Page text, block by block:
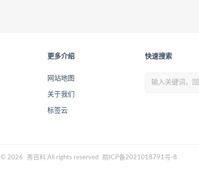
更多介绍
网站地图
关于我们
标签云
快速搜索
© 2026 秀百科 All rights reserved 皖ICP备2021018791号-8